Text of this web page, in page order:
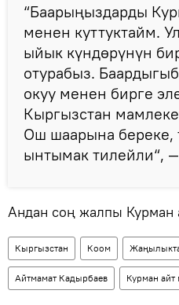
“Баарыңыздарды
менен куттуктайм.
ыйык күндөрүнүн
отурабыз.
окуу менен бирге
Кыргызстан
Ош шаарына береке,
ынтымак тилейли“,
Андан соң жалпы Курман
Кыргызстан Коом
Айтмамат Кадырбаев Курман